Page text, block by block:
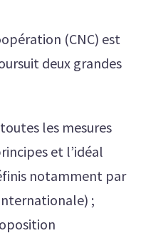
(CNC) est
deux grandes
les mesures
et l’idéal
notamment par
;